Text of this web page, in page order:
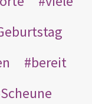
bereit
Scheune